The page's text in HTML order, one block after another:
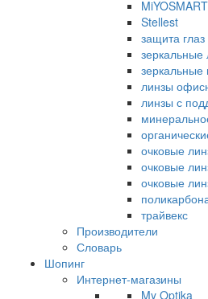
MiYOSMART
Stellest
защита
зеркальные
зеркальные
линзы
линзы с
очковые
очковые
очковые
трайвекс
Производители
Словарь
Шопинг
Интернет-магазины
My Optika